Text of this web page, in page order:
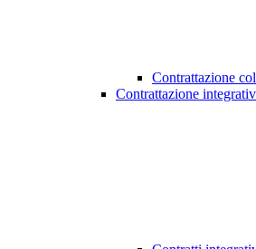
Contrattazione
Contrattazione